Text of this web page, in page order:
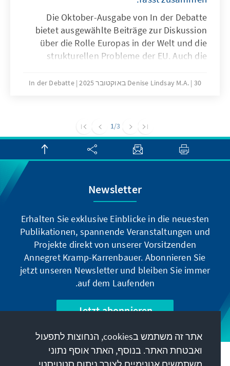
Die Oktober-Ausgabe von In der Debatte
bietet ausgewählte Beiträge zur Diskussion
über die Rolle Europas in der Welt und die
strukturellen Probleme der EU. Auch die
weltpolitischen Lage wird thematisiert. Die
ein weiteres Thema. Ein Blick gilt zudem
gesellschaftspolitischen Verwerfungen und
den die Menschen ängstigenden
Denise Lindsay M.A. 30 באוקטובר 2025 In der Debatte
1/3
Newsletter
Erhalten Sie exklusive Einblicke in die neuesten
Publikationen, spannende Veranstaltungen und
Projekte direkt von unserer Vorsitzenden
Annegret Kramp-Karrenbauer. Abonnieren Sie
jetzt unseren Newsletter und bleiben Sie immer
auf dem Laufenden.
Jetzt abonnieren
אתר זה משתמש בcookies, הנחוצות לתפעול
ואבטחת האתר. בנוסף, האתר אוסף נתוני